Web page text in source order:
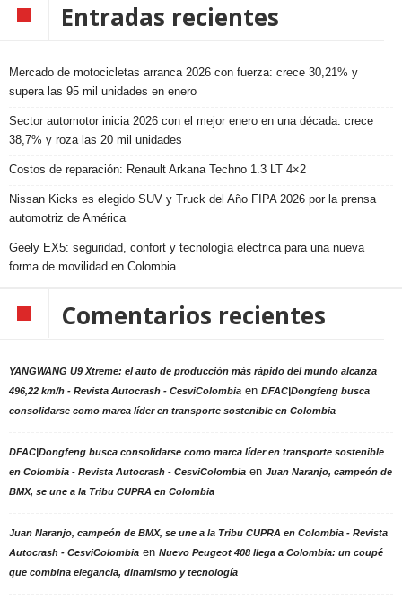
Entradas recientes
Mercado de motocicletas arranca 2026 con fuerza: crece 30,21% y
supera las 95 mil unidades en enero
Sector automotor inicia 2026 con el mejor enero en una década: crece
38,7% y roza las 20 mil unidades
Costos de reparación: Renault Arkana Techno 1.3 LT 4×2
Nissan Kicks es elegido SUV y Truck del Año FIPA 2026 por la prensa
automotriz de América
Geely EX5: seguridad, confort y tecnología eléctrica para una nueva
forma de movilidad en Colombia
Comentarios recientes
YANGWANG U9 Xtreme: el auto de producción más rápido del mundo alcanza
496,22 km/h - Revista Autocrash - CesviColombia en DFAC|Dongfeng busca
consolidarse como marca líder en transporte sostenible en Colombia
DFAC|Dongfeng busca consolidarse como marca líder en transporte sostenible
en Colombia - Revista Autocrash - CesviColombia en Juan Naranjo, campeón de
BMX, se une a la Tribu CUPRA en Colombia
Juan Naranjo, campeón de BMX, se une a la Tribu CUPRA en Colombia - Revista
Autocrash - CesviColombia en Nuevo Peugeot 408 llega a Colombia: un coupé
que combina elegancia, dinamismo y tecnología